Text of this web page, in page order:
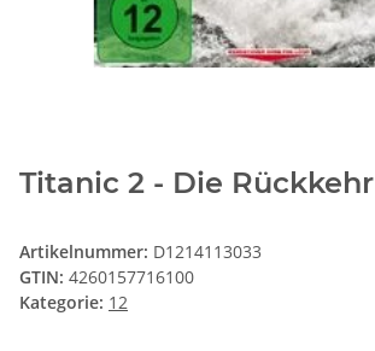
Titanic 2 - Die Rückkehr
Artikelnummer: D1214113033
GTIN: 4260157716100
Kategorie: 12